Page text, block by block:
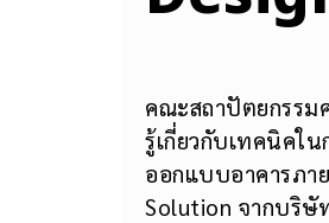
คณะสถาปัตยกรรม
รู้เกี่ยวกับเทคนิคใ
ออกแบบอาคารภา
Solution จากบริษั